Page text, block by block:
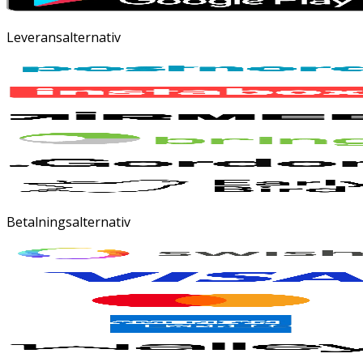
Leveransalternativ
Betalningsalternativ